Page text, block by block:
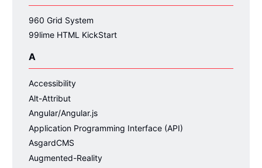
960 Grid System
99lime HTML KickStart
A
Accessibility
Alt-Attribut
Angular/Angular.js
Application Programming Interface (API)
AsgardCMS
Augmented-Reality